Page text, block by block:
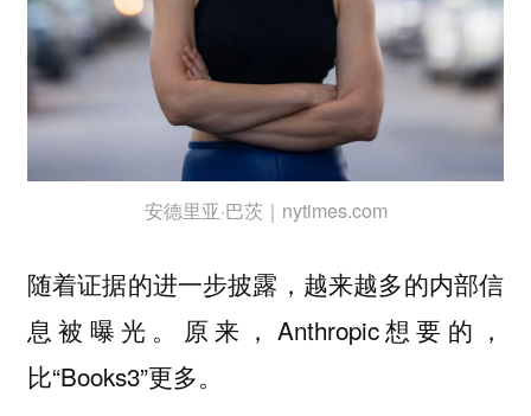
安德里亚·巴茨｜nytimes.com
随着证据的进一步披露，越来越多的内部信
息被曝光。原来，Anthropic想要的，
比“Books3”更多。